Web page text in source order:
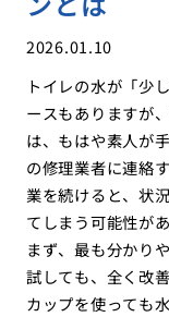
2026.01.10
トイレの水が「少
ースもありますが
は、もはや素人が
の修理業者に連絡
業を続けると、状
てしまう可能性が
まず、最も分かり
試しても、全く改
カップを使っても